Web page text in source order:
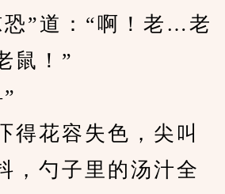
恐”道：“啊！老…老
鼠！”
花容失色，尖叫
，勺子里的汤汁全